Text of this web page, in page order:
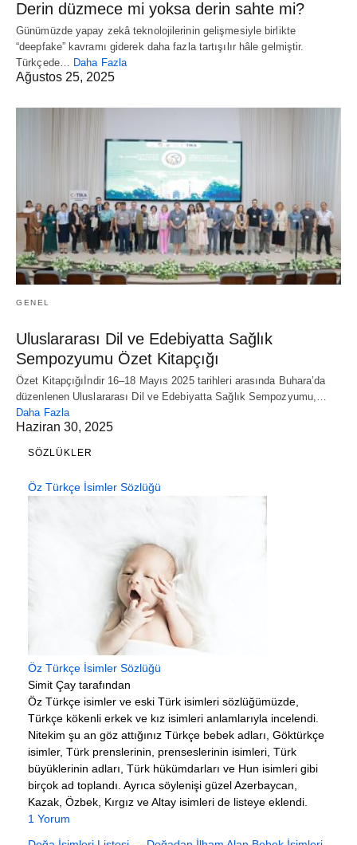
Derin düzmece mi yoksa derin sahte mi?
Günümüzde yapay zekâ teknolojilerinin gelişmesiyle birlikte
“deepfake” kavramı giderek daha fazla tartışılır hâle gelmiştir.
Türkçede…
Daha Fazla
Ağustos 25, 2025
GENEL
Uluslararası Dil ve Edebiyatta Sağlık
Sempozyumu Özet Kitapçığı
Özet Kitapçığıİndir 16–18 Mayıs 2025 tarihleri arasında Buhara’da
düzenlenen Uluslararası Dil ve Edebiyatta Sağlık Sempozyumu,…
Daha Fazla
Haziran 30, 2025
SÖZLÜKLER
Öz Türkçe İsimler Sözlüğü
Öz Türkçe İsimler Sözlüğü
Simit Çay tarafından
Öz Türkçe isimler ve eski Türk isimleri sözlüğümüzde,
Türkçe kökenli erkek ve kız isimleri anlamlarıyla incelendi.
Nitekim şu an göz attığınız Türkçe bebek adları, Göktürkçe
isimler, Türk prenslerinin, prenseslerinin isimleri, Türk
büyüklerinin adları, Türk hükümdarları ve Hun isimleri gibi
birçok ad toplandı. Ayrıca söylenişi güzel Azerbaycan,
Kazak, Özbek, Kırgız ve Altay isimleri de listeye eklendi.
1 Yorum